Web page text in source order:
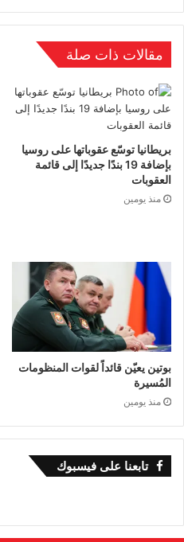
مقالات ذات صلة
بريطانيا توسّع عقوباتها على روسيا
بإضافة 19 بندًا جديدًا إلى قائمة
العقوبات
منذ يومين
بوتين يعيّن قائداً لقوات المنظومات
المُسيرة
منذ يومين
تابعنا على فيسبوك